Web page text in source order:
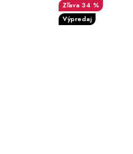
34 %
Výpredaj